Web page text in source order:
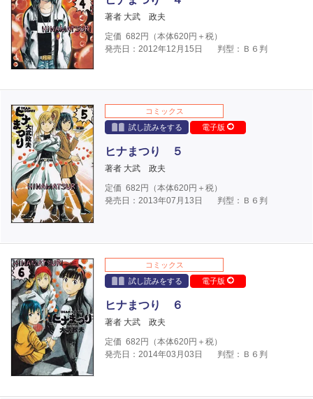
著者 大武 政夫
定価 682 円（本体620円＋税）
発売日：2012年12月15日
判型：Ｂ６判
コミックス
試し読みをする
電子版
ヒナまつり ５
著者 大武 政夫
定価 682 円（本体620円＋税）
発売日：2013年07月13日
判型：Ｂ６判
コミックス
試し読みをする
電子版
ヒナまつり ６
著者 大武 政夫
定価 682 円（本体620円＋税）
発売日：2014年03月03日
判型：Ｂ６判